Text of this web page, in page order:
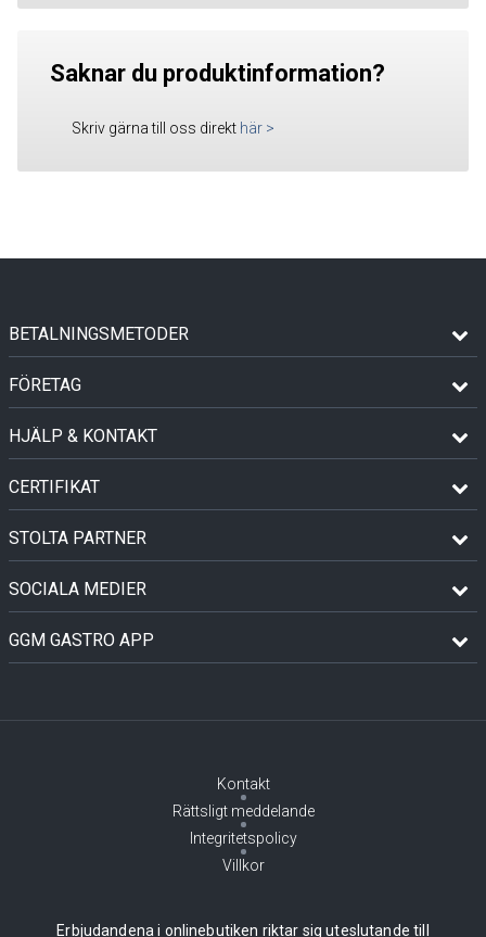
Saknar du produktinformation?
Skriv gärna till oss direkt här >
BETALNINGSMETODER
FÖRETAG
HJÄLP & KONTAKT
CERTIFIKAT
STOLTA PARTNER
SOCIALA MEDIER
GGM GASTRO APP
Kontakt
Rättsligt meddelande
Integritetspolicy
Villkor
Erbjudandena i onlinebutiken riktar sig uteslutande till